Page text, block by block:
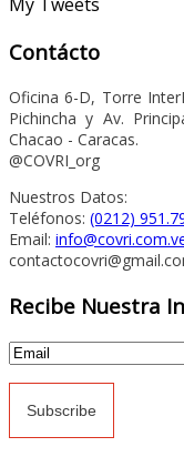
Contácto
Oficina 6-D, Torre
Pichincha y Av.
Chacao - Caracas.
@COVRI_org
Nuestros Datos:
Teléfonos: (0212)
Email:
Recibe Nuestra